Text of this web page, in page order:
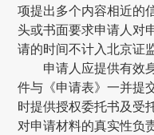
项提出多个内容相近的
头或书面要求申请人对
请的时间不计入北京证
申请人应提供有效
件与《申请表》一并提
时提供授权委托书及受
对申请材料的真实性负